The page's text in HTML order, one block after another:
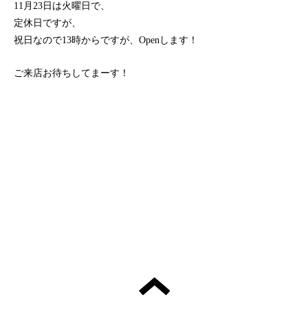
11月23日は火曜日で、
定休日ですが、
祝日なので13時からですが、Openします！
ご来店お待ちしてまーす！